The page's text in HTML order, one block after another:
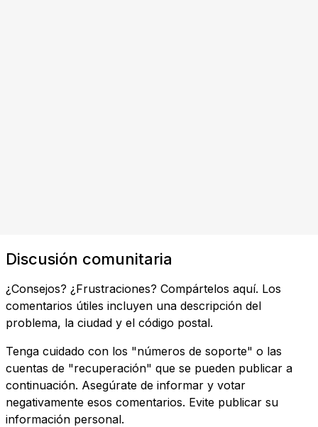
Discusión comunitaria
¿Consejos? ¿Frustraciones? Compártelos aquí. Los
comentarios útiles incluyen una descripción del
problema, la ciudad y el código postal.
Tenga cuidado con los "números de soporte" o las
cuentas de "recuperación" que se pueden publicar a
continuación. Asegúrate de informar y votar
negativamente esos comentarios. Evite publicar su
información personal.